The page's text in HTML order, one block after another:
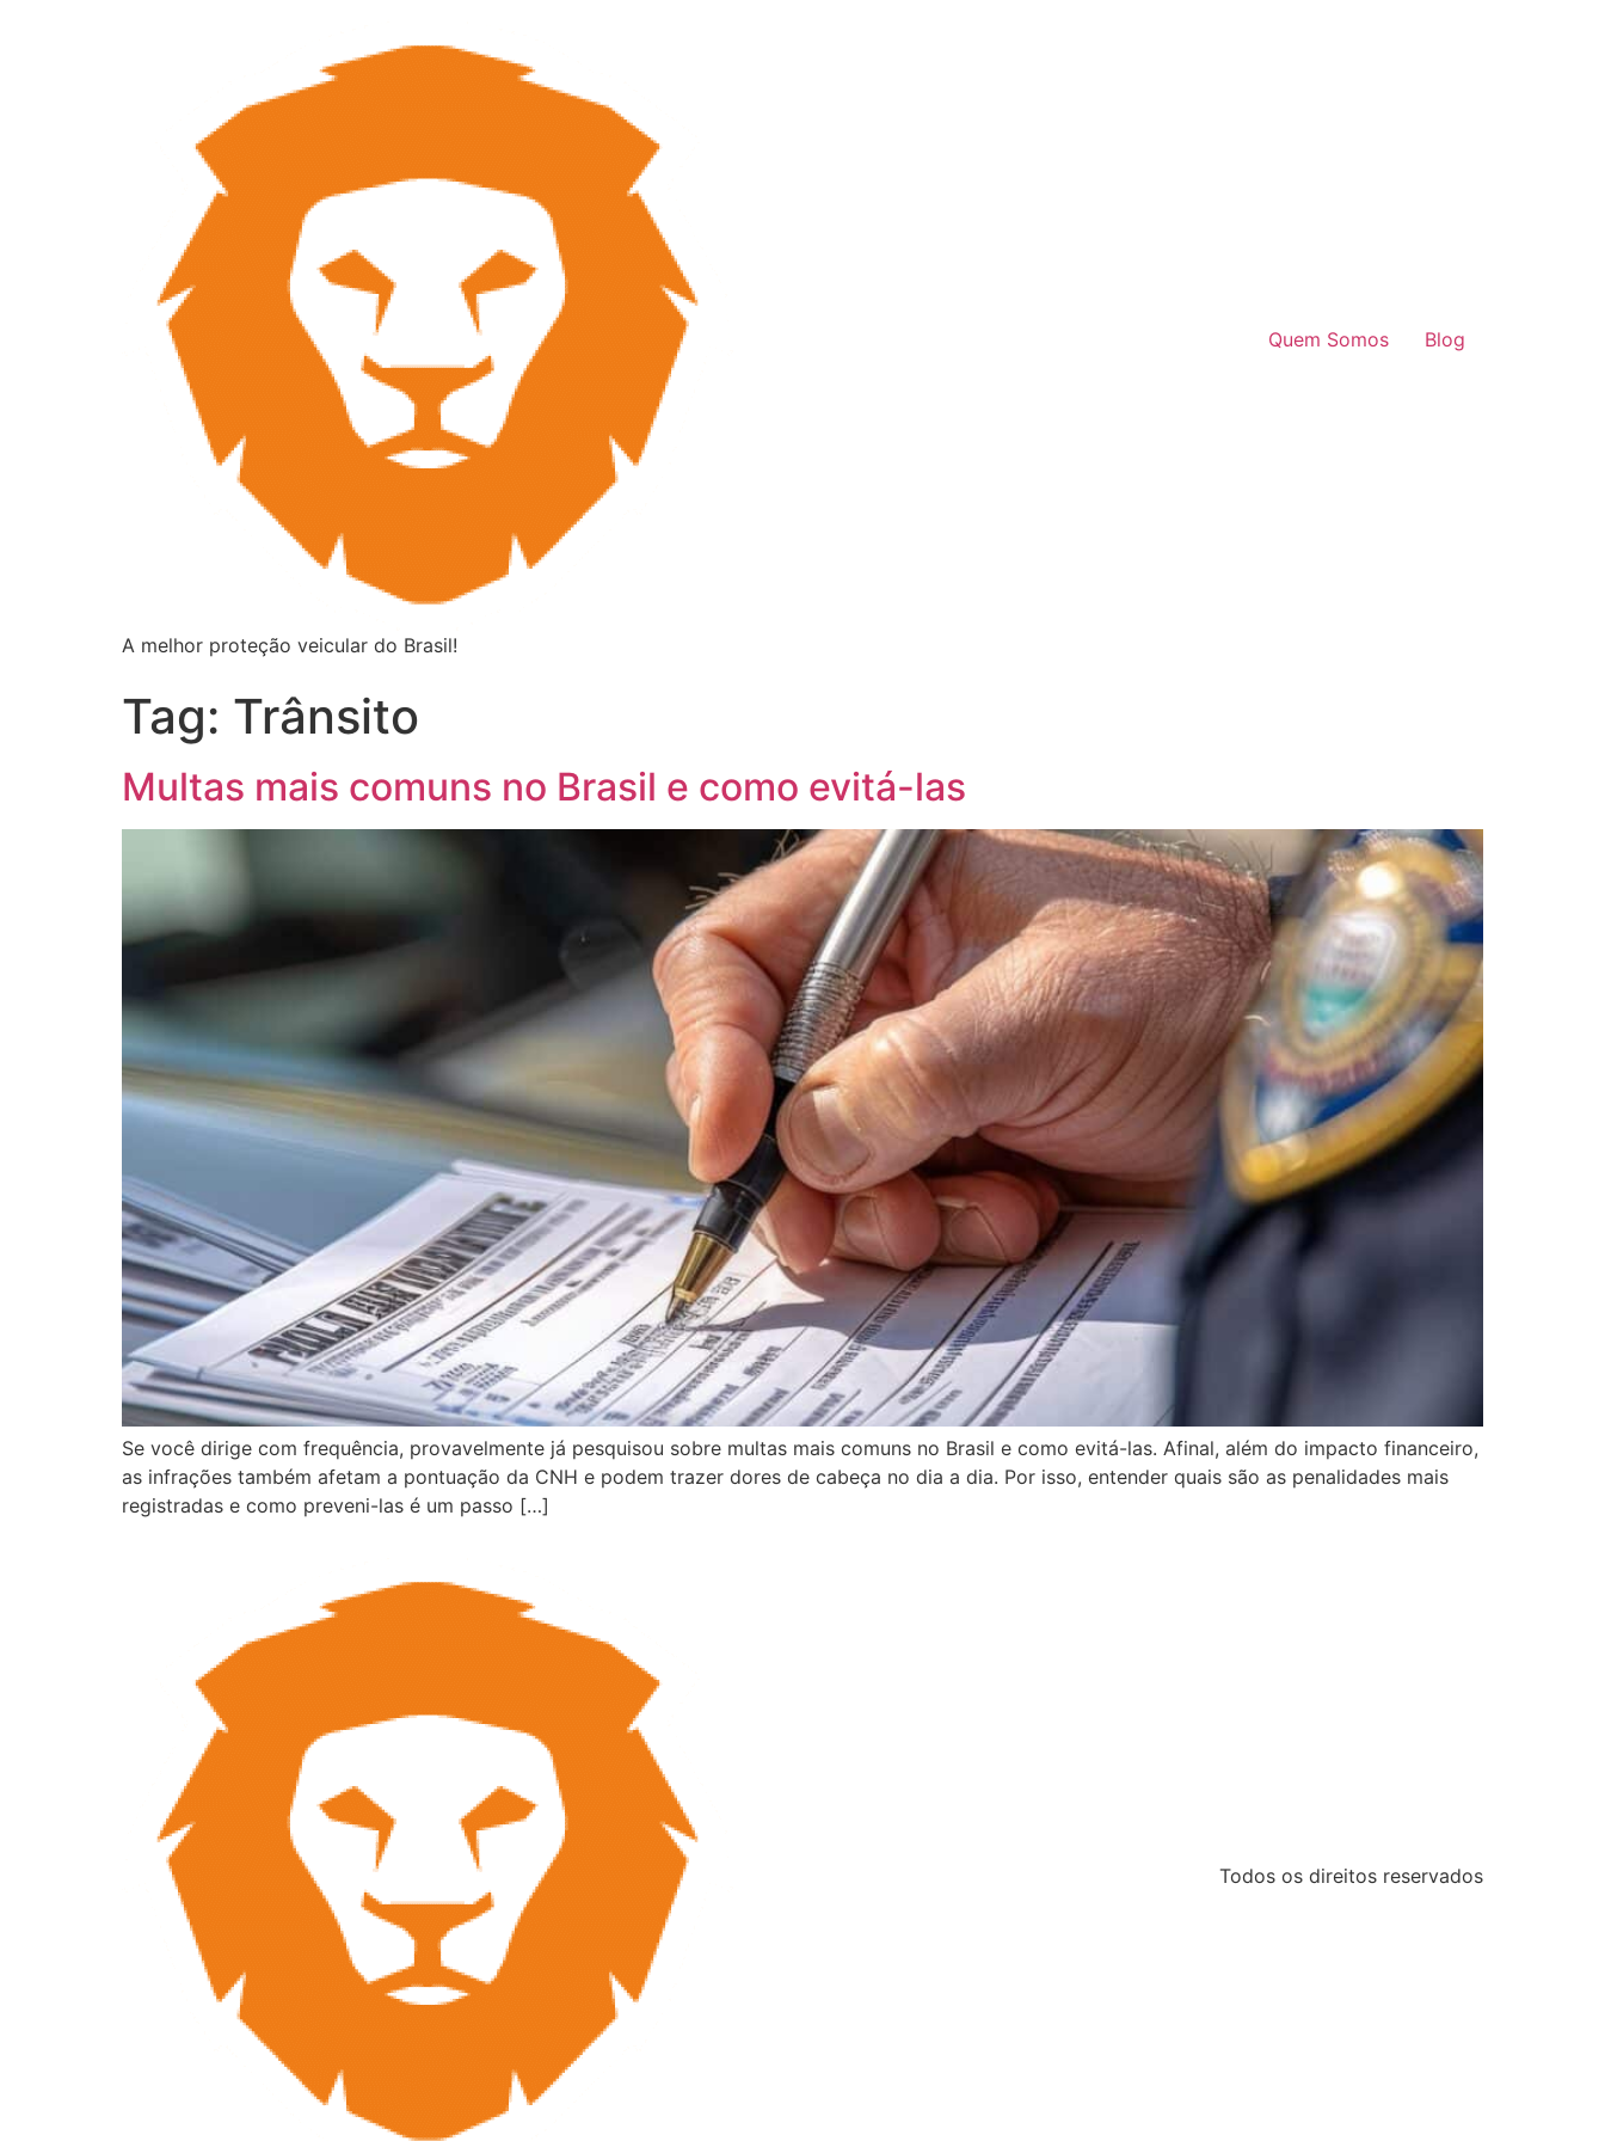
A melhor proteção veicular do Brasil!
Quem Somos Blog
Tag: Trânsito
Multas mais comuns no Brasil e como evitá-las
Se você dirige com frequência, provavelmente já pesquisou sobre multas mais comuns no Brasil e como evitá-las. Afinal, além do impacto financeiro,
as infrações também afetam a pontuação da CNH e podem trazer dores de cabeça no dia a dia. Por isso, entender quais são as penalidades mais
registradas e como preveni-las é um passo […]
Todos os direitos reservados